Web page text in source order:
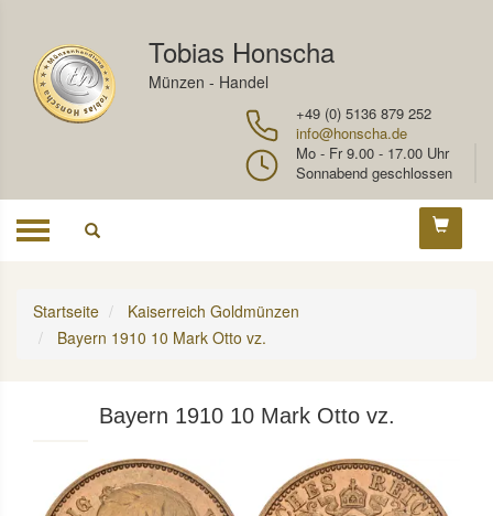
Tobias Honscha
Münzen - Handel
+49 (0) 5136 879 252
info@honscha.de
Mo - Fr 9.00 - 17.00 Uhr
Sonnabend geschlossen
Toggle
Startseite
Kaiserreich Goldmünzen
Bayern 1910 10 Mark Otto vz.
Bayern 1910 10 Mark Otto vz.